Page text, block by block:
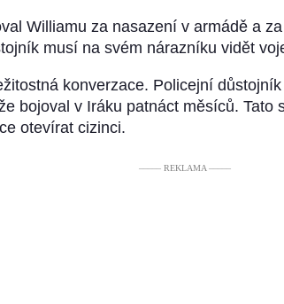
Williamu za nasazení v armádě a
musí na svém nárazníku vidět
konverzace. Policejní
bojoval v Iráku patnáct měsíců. Tato
otevírat cizinci.
––––– REKLAMA –––––